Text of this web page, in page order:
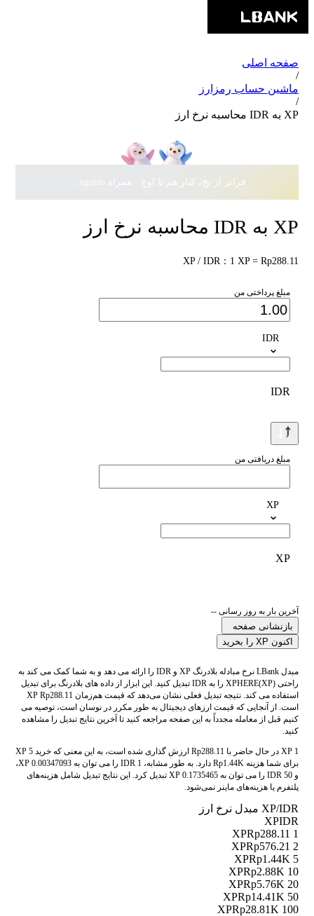
صفحه اصلی
/
ماشین حساب رمزارز
/
XP به IDR محاسبه نرخ ارز
XP به IDR محاسبه نرخ ارز
XP / IDR：1 XP = Rp288.11
مبلغ پرداختی من
IDR
IDR
مبلغ دریافتی من
XP
XP
آخرین بار به روز رسانی --
بازنشانی صفحه
اکنون XP را بخرید
مبدل LBank نرخ مبادله بلادرنگ XP و IDR را ارائه می دهد و به شما کمک می کند به
راحتی XPHERE(XP) را به IDR تبدیل کنید. این ابزار از داده های بلادرنگ برای تبدیل
استفاده می کند. نتیجه تبدیل فعلی نشان می‌دهد که قیمت هم‌زمان XP Rp288.11
است. از آنجایی که قیمت ارزهای دیجیتال به طور مکرر در نوسان است، توصیه می
کنیم قبل از معامله مجدداً به این صفحه مراجعه کنید تا آخرین نتایج تبدیل را مشاهده
کنید.
1 XP در حال حاضر با Rp288.11 ارزش گذاری شده است، به این معنی که خرید 5 XP
برای شما هزینه Rp1.44K دارد. به طور مشابه، 1 IDR را می توان به 0.00347093 XP،
و 50 IDR را می توان به 0.1735465 XP تبدیل کرد. این نتایج تبدیل شامل هزینه‌های
پلتفرم یا هزینه‌های ماینر نمی‌شود.
XP/IDR مبدل نرخ ارز
XPIDR
1 XP
Rp288.11
2 XP
Rp576.21
5 XP
Rp1.44K
10 XP
Rp2.88K
20 XP
Rp5.76K
50 XP
Rp14.41K
100 XP
Rp28.81K